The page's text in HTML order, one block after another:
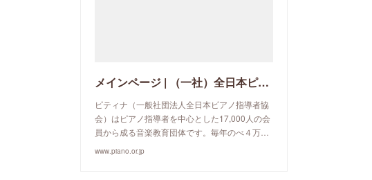
メインページ | （一社）全日本ピアノ指導者協会
ピティナ（一般社団法人全日本ピアノ指導者協
会）はピアノ指導者を中心とした17,000人の会
員から成る音楽教育団体です。毎年のべ４万…
www.piano.or.jp